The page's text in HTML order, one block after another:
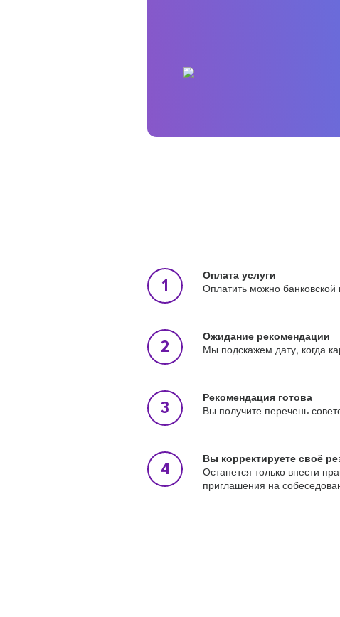
Оплата услуги
Оплатить можно
Ожидание рекомендации
Мы подскажем дату, когда
Рекомендация готова
Вы получите перечень
Вы корректируете своё
Останется только внести
приглашения на